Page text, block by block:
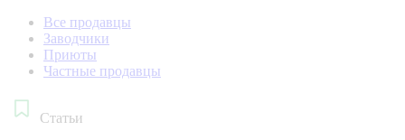
Все продавцы
Заводчики
Приюты
Частные продавцы
Статьи